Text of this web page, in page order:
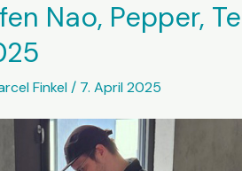
Nao, Pepper,
Finkel/ 7. April 2025